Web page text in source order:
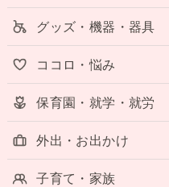
グッズ・機器・器具
ココロ・悩み
保育園・就学・就労
外出・お出かけ
子育て・家族